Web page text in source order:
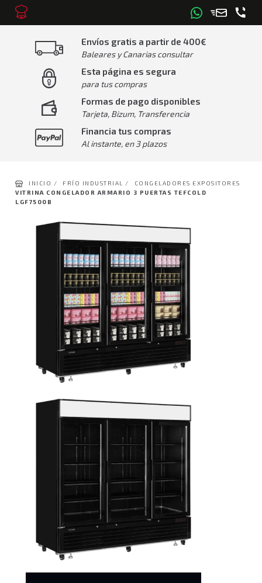
Envíos gratis a partir de 400€
Baleares y Canarias consultar
Esta página es segura
para tus compras
Formas de pago disponibles
Tarjeta, Bizum, Transferencia
Financia tus compras
Al instante, en 3 plazos
INICIO / FRÍO INDUSTRIAL /
CONGELADORES EXPOSITORES
VITRINA CONGELADOR ARMARIO 3 PUERTAS TEFCOLD
LGF7500B